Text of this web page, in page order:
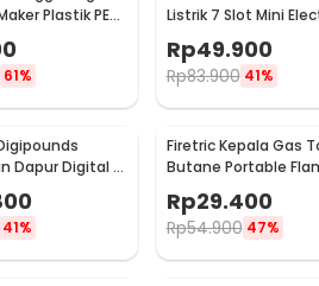
Plastik PE
- E1119
61%
Listrik 7 Slot Mini
Rp49.900
Rp83.900 41%
Dapur Digital 6
0.1g - i2000
41%
Firetric Kepala Gas
Butane Portable
Rp29.400
Rp54.900 47%